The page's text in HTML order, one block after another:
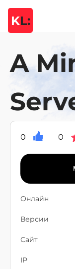
KL:
A
0 0
Онлайн
Версии
Сайт
IP